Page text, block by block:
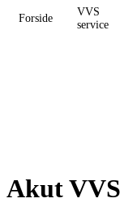
Forside
VVS
service
Akut